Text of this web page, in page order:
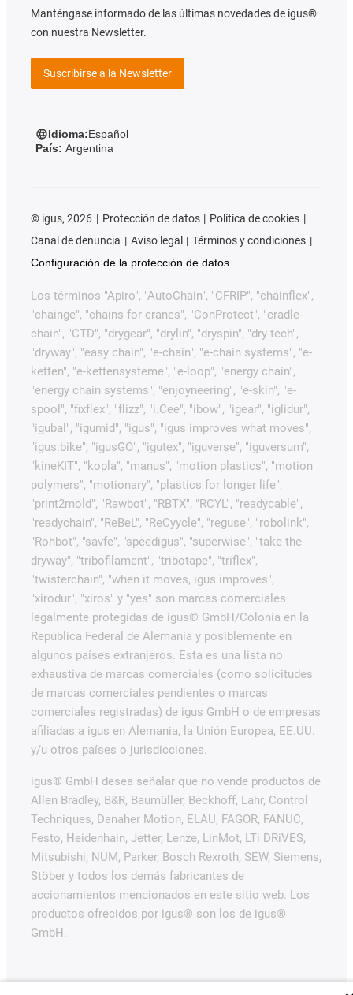
Manténgase informado de las últimas novedades de igus®
con nuestra Newsletter.
Suscribirse a la Newsletter
Idioma:Español
País: Argentina
© igus, 2026 Protección de datos
Política de cookies
Canal de denuncia
Aviso legal
Términos y condiciones
Configuración de la protección de datos
Los términos "Apiro", "AutoChain", "CFRIP", "chainflex",
"chainge", "chains for cranes", "ConProtect", "cradle-
chain", "CTD", "drygear", "drylin", "dryspin", "dry-tech",
"dryway", "easy chain", "e-chain", "e-chain systems", "e-
ketten", "e-kettensysteme", "e-loop", "energy chain",
"energy chain systems", "enjoyneering", "e-skin", "e-
spool", "fixflex", "flizz", "i.Cee", "ibow", "igear", "iglidur",
"igubal", "igumid", "igus", "igus improves what moves",
"igus:bike", "igusGO", "igutex", "iguverse", "iguversum",
"kineKIT", "kopla", "manus", "motion plastics", "motion
polymers", "motionary", "plastics for longer life",
"print2mold", "Rawbot", "RBTX", "RCYL", "readycable",
"readychain", "ReBeL", "ReCyycle", "reguse", "robolink",
"Rohbot", "savfe", "speedigus", "superwise", "take the
dryway", "tribofilament", "tribotape", "triflex",
"twisterchain", "when it moves, igus improves",
"xirodur", "xiros" y "yes" son marcas comerciales
legalmente protegidas de igus® GmbH/Colonia en la
República Federal de Alemania y posiblemente en
algunos países extranjeros. Esta es una lista no
exhaustiva de marcas comerciales (como solicitudes
de marcas comerciales pendientes o marcas
comerciales registradas) de igus GmbH o de empresas
afiliadas a igus en Alemania, la Unión Europea, EE.UU.
y/u otros países o jurisdicciones.
igus® GmbH desea señalar que no vende productos de
Allen Bradley, B&R, Baumüller, Beckhoff, Lahr, Control
Techniques, Danaher Motion, ELAU, FAGOR, FANUC,
Festo, Heidenhain, Jetter, Lenze, LinMot, LTi DRiVES,
Mitsubishi, NUM, Parker, Bosch Rexroth, SEW, Siemens,
Stöber y todos los demás fabricantes de
accionamientos mencionados en este sitio web. Los
productos ofrecidos por igus® son los de igus®
GmbH.